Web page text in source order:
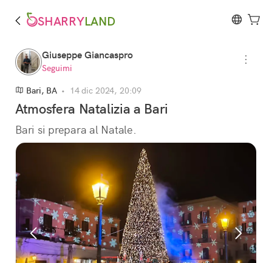
SHARRYLAND
Giuseppe Giancaspro
Seguimi
Bari, BA• 14 dic 2024, 20:09
Atmosfera Natalizia a Bari
Bari si prepara al Natale.